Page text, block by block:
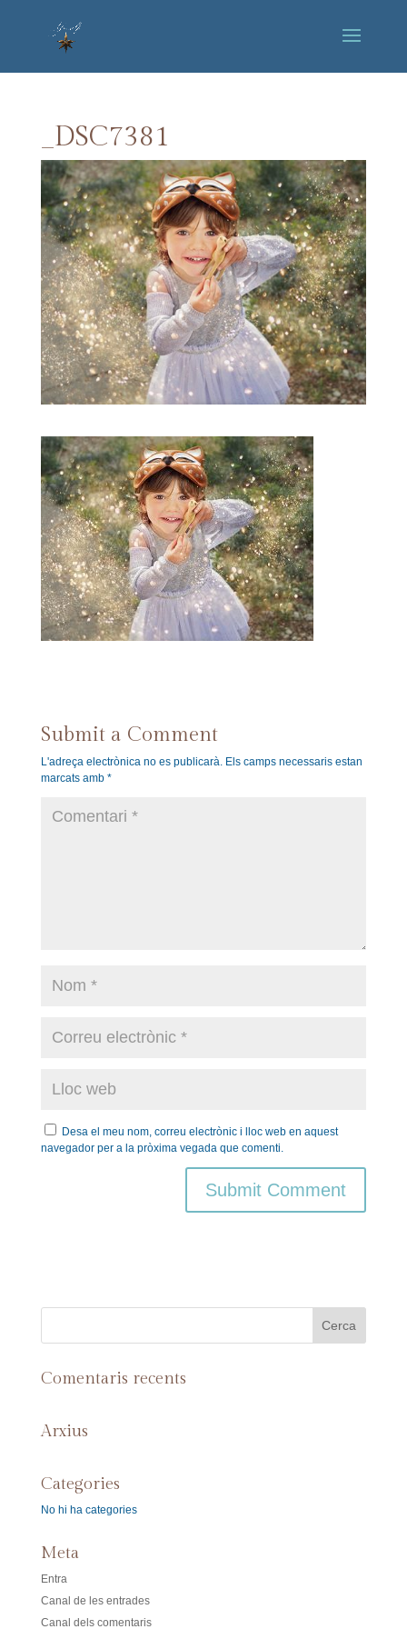
_DSC7381
Submit a Comment
L'adreça electrònica no es publicarà. Els camps necessaris estan
marcats amb *
Desa el meu nom, correu electrònic i lloc web en aquest
navegador per a la pròxima vegada que comenti.
Comentaris recents
Arxius
Categories
No hi ha categories
Meta
Entra
Canal de les entrades
Canal dels comentaris